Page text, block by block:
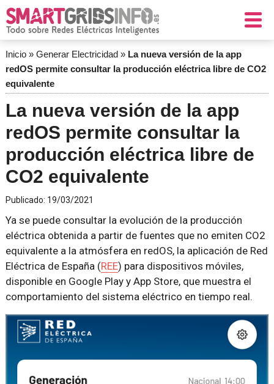
Inicio» Generar Electricidad» La nueva versión de la app
redOS permite consultar la producción eléctrica libre de CO2
equivalente
La nueva versión de la app
redOS permite consultar la
producción eléctrica libre de
CO2 equivalente
Publicado: 19/03/2021
Ya se puede consultar la evolución de la producción
eléctrica obtenida a partir de fuentes que no emiten CO2
equivalente a la atmósfera en redOS, la aplicación de Red
Eléctrica de España (REE) para dispositivos móviles,
disponible en Google Play y App Store, que muestra el
comportamiento del sistema eléctrico en tiempo real.